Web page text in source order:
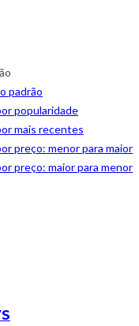
padrão
popularidade
mais recentes
preço: menor para maior
preço: maior para menor